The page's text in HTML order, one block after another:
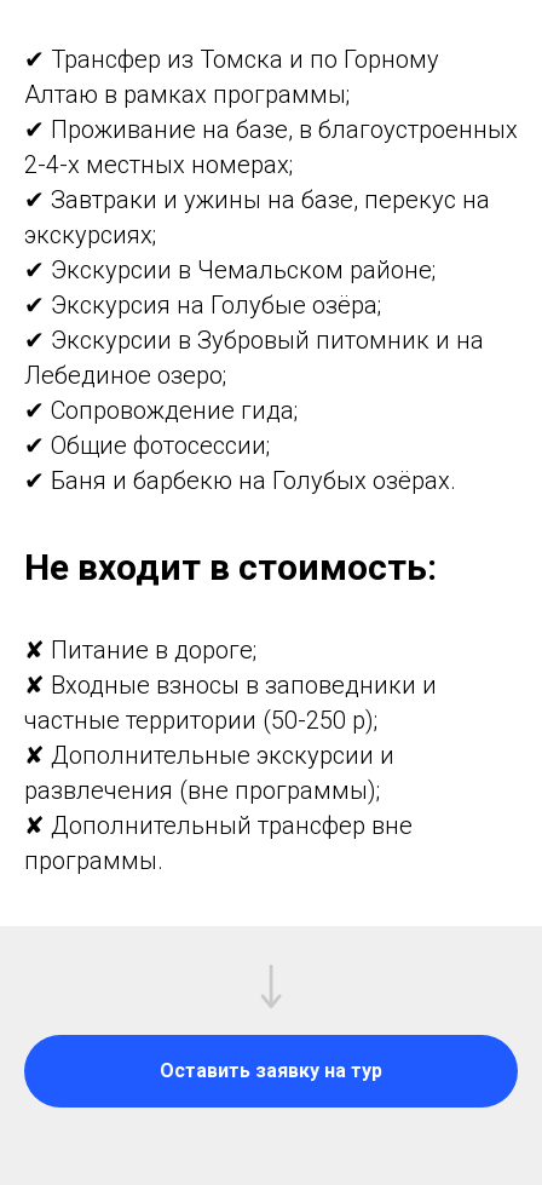
✔ Трансфер из Томска и по Горному
Алтаю в рамках программы;
✔ Проживание на базе, в благоустроенных
2-4-х местных номерах;
✔ Завтраки и ужины на базе, перекус на
экскурсиях;
✔ Экскурсии в Чемальском районе;
✔ Экскурсия на Голубые озёра;
✔ Экскурсии в Зубровый питомник и на
Лебединое озеро;
✔ Сопровождение гида;
✔ Общие фотосессии;
✔ Баня и барбекю на Голубых озёрах.
Не входит в стоимость:
✘ Питание в дороге;
✘ Входные взносы в заповедники и
частные территории (50-250 р);
✘ Дополнительные экскурсии и
развлечения (вне программы);
✘ Дополнительный трансфер вне
программы.
Оставить заявку на тур